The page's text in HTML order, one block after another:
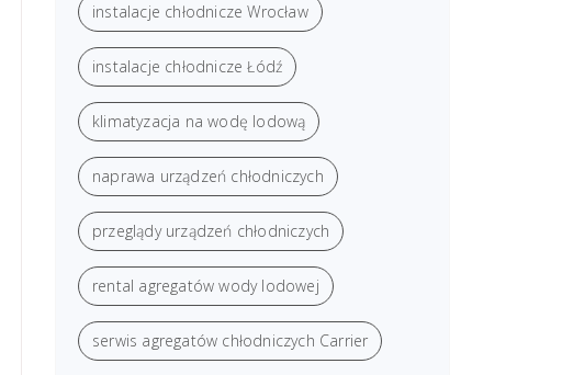
instalacje chłodnicze Wrocław
instalacje chłodnicze Łódź
klimatyzacja na wodę lodową
naprawa urządzeń chłodniczych
przeglądy urządzeń chłodniczych
rental agregatów wody lodowej
serwis agregatów chłodniczych Carrier